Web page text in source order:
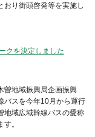
り街頭啓発等を実施し
クを決定しました
曽地域振興局企画振興
バスを今年10月から運行
地域広域幹線バスの愛称
。